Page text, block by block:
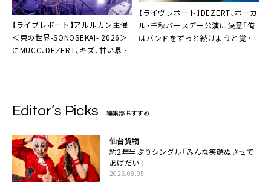
【ライブレポート】アルルカン主催
＜束の世界-SONOSEKAI- 2026＞
にMUCC、DEZERT、キズ、甘い暴力
【ライヴレポート】DEZERT、ボーカ
ル・千秋バースデー公演に決意「俺
はバンドをずっと続けようと覚悟
Editor’s Picks 編集部おすすめ
仙台貨物
約2年半ぶりシングル「みんな笑顔ぬさせで
あげだい」
2026.08.05